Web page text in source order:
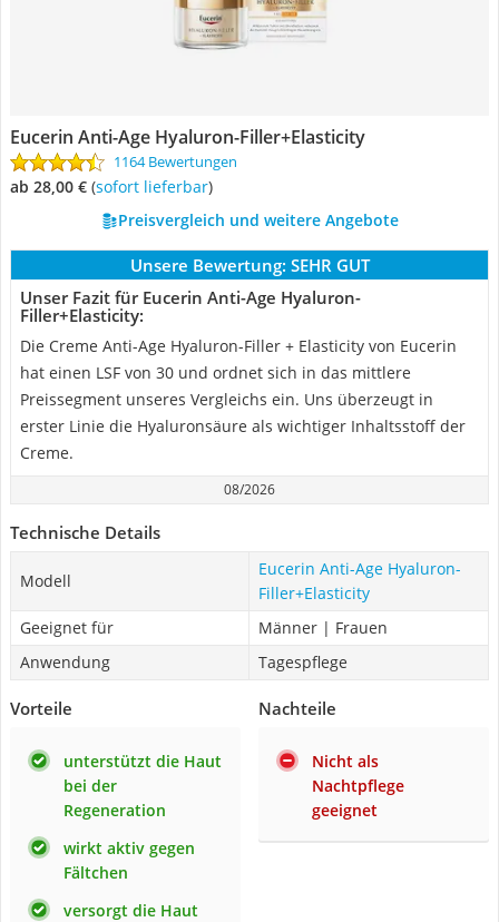
Eucerin Anti-Age Hyaluron-Filler+Elasticity
1164 Bewertungen
ab 28,00 € ( Sofort lieferbar)
Preisvergleich und weitere Angebote
Unsere Bewertung: SEHR GUT
Unser Fazit für Eucerin Anti-Age Hyaluron-
Filler+Elasticity:
Die Creme Anti-Age Hyaluron-Filler + Elasticity von Eucerin
hat einen LSF von 30 und ordnet sich in das mittlere
Preissegment unseres Vergleichs ein. Uns überzeugt in
erster Linie die Hyaluronsäure als wichtiger Inhaltsstoff der
Creme.
08/2026
Technische Details
Modell
Eucerin Anti-Age Hyaluron-
Filler+Elasticity
Geeignet für
Männer | Frauen
Anwendung
Tagespflege
Vorteile
unterstützt die Haut
bei der
Regeneration
wirkt aktiv gegen
Fältchen
versorgt die Haut
Nachteile
Nicht als
Nachtpflege
geeignet